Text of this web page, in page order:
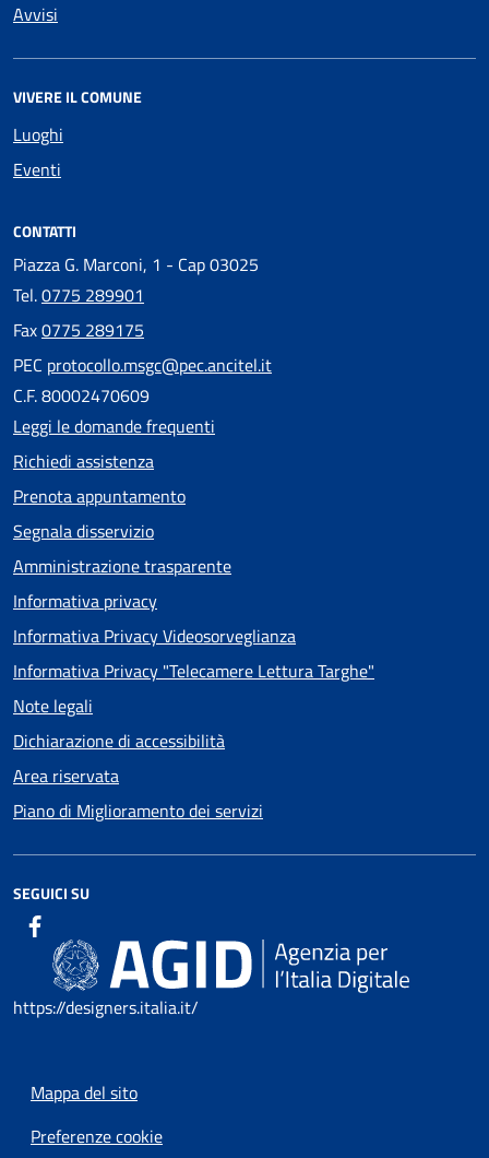
Avvisi
VIVERE IL COMUNE
Luoghi
Eventi
CONTATTI
Piazza G. Marconi, 1 - Cap 03025
Tel.0775 289901
Fax0775 289175
PEC protocollo.msgc@pec.ancitel.it
C.F. 80002470609
Leggi le domande frequenti
Richiedi assistenza
Prenota appuntamento
Segnala disservizio
Amministrazione trasparente
Informativa privacy
Informativa Privacy Videosorveglianza
Informativa Privacy "Telecamere Lettura Targhe"
Note legali
Dichiarazione di accessibilità
Area riservata
Piano di Miglioramento dei servizi
SEGUICI SU
https://designers.italia.it/
Mappa del sito
Preferenze cookie